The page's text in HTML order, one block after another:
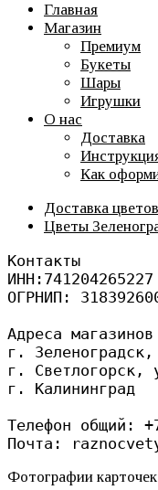
Главная
Магазин
Премиум
Букеты
Шары
Игрушки
О нас
Доставка
Как
Доставка
Цветы
Контакты
ИНН:741204265227
ОГРНИП:
Адреса
г.
г. Светлогорск,
г. Калининград
Телефон общий:
Почта:
Фотографии